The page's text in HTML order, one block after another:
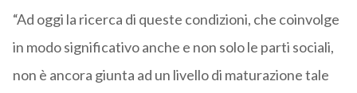
“Ad oggi la ricerca di queste condizioni, che coinvolge
in modo significativo anche e non solo le parti sociali,
non è ancora giunta ad un livello di maturazione tale